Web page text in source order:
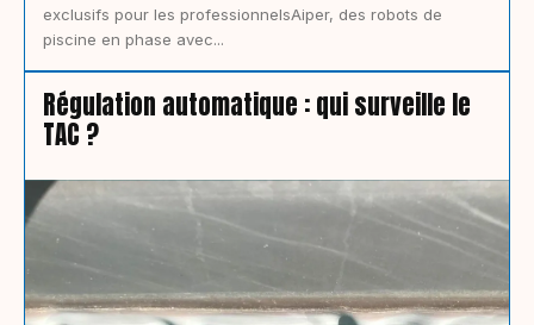
exclusifs pour les professionnelsAiper, des robots de
piscine en phase avec...
Régulation automatique : qui surveille le
TAC ?